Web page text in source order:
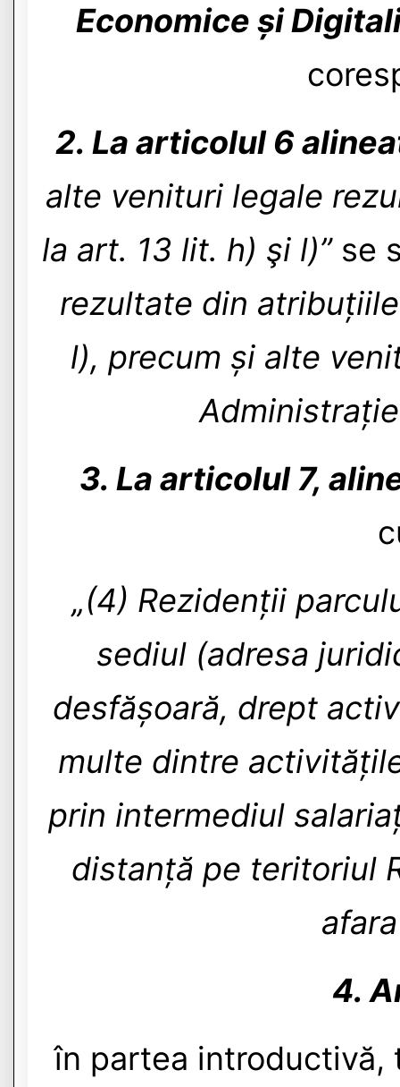
Economice și
2. La articolul 6
alte venituri legale
la art. 13 lit. h) şi l)”se
rezultate din
l), precum și alte
3. La articolul 7,
„(4) Rezidenții
sediul (adresa
desfășoară, drept
multe dintre
prin intermediul
distanță pe teritoriul
4.
în partea